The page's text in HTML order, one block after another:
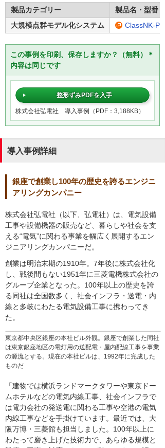
製品カテゴリー
製品名・型番
大規模点群モデル化システム
ClassNK-
この事例を印刷、保存しますか？（無料）＊
内容は同じです
整形ずみPDFを入手
株式会社弘電社 導入事例（PDF：3,188KB）
導入事例詳細
銀座で創業し100年の歴史を誇るエンジニ
アリングカンパニー
東京都中央区銀座の本社ビル外観。銀座で創業した同社
は東京銀座地区の電灯用の送配電・屋内配線工事を事業
の源流とする。現在の本社ビルは、1992年に完成した
ものだ
株式会社弘電社（以下、弘電社）は、電気設備
工事や設備機器の販売など、暮らしや社会を支
える“電気”に関わる事業を幅広く展開するエン
ジニアリングカンパニーだ。
創業は明治末期の1910年。7年後に株式会社化
し、戦後間もない1951年に三菱電機株式会社の
グループ企業となった。100年以上の歴史を誇
る同社は全国数多く、社会インフラ・送電・内
線と多岐にわたる電気設備工事に携わってき
た。
「建物では横浜ランドマークタワーや東京ドー
ムホテルなどの電気内線工事、社会インフラで
は電力会社の発送電に関わる工事や空港の電気
内線工事などを手掛けています。最近では、大
阪万博・三菱館も担当しました。100年以上に
わたって磨き上げた技術力で、あらゆる規模と